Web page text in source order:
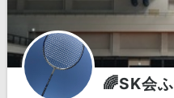
🌈SK会